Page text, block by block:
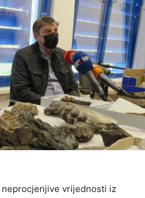
vrijednosti iz